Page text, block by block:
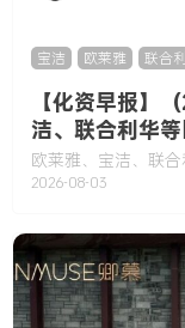
宝洁 欧莱雅 联合
【化资早报】
洁、联合利华
欧莱雅、宝洁、联
2026-08-03